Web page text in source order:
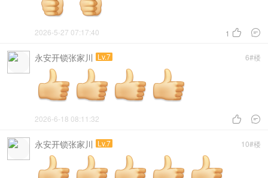
1  
2026-5-27 07:17:40
6#楼
永安开锁张家川 Lv.7
 
2026-6-18 08:11:32
10#楼
永安开锁张家川 Lv.7